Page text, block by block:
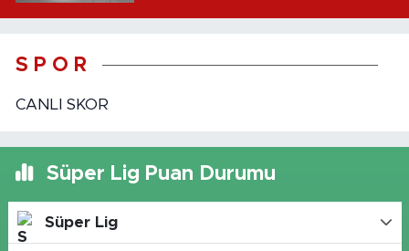
S P O R
CANLI SKOR
Süper Lig Puan Durumu
Süper Lig